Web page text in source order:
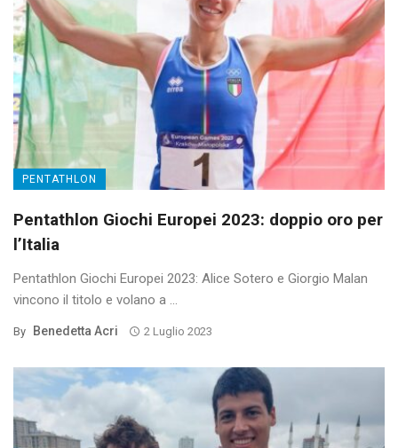
PENTATHLON
Pentathlon Giochi Europei 2023: doppio oro per
l’Italia
Pentathlon Giochi Europei 2023: Alice Sotero e Giorgio Malan
vincono il titolo e volano a ...
By Benedetta Acri 2 Luglio 2023